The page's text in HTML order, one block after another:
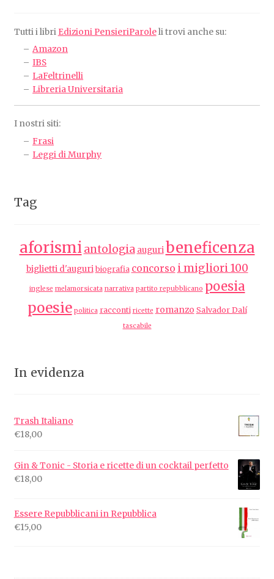
Tutti i libri Edizioni PensieriParoleli trovi anche su:
Amazon
IBS
LaFeltrinelli
Libreria Universitaria
I nostri siti:
Frasi
Leggi di Murphy
Tag
aforismi antologia auguri beneficenza
biglietti d'auguri biografia concorso i migliori 100
inglese melamorsicata narrativa partito repubblicano poesia
poesie politica racconti ricette romanzo Salvador Dalí
tascabile
In evidenza
Trash Italiano
€18,00
Gin & Tonic - Storia e ricette di un cocktail perfetto
€18,00
Essere Repubblicani in Repubblica
€15,00